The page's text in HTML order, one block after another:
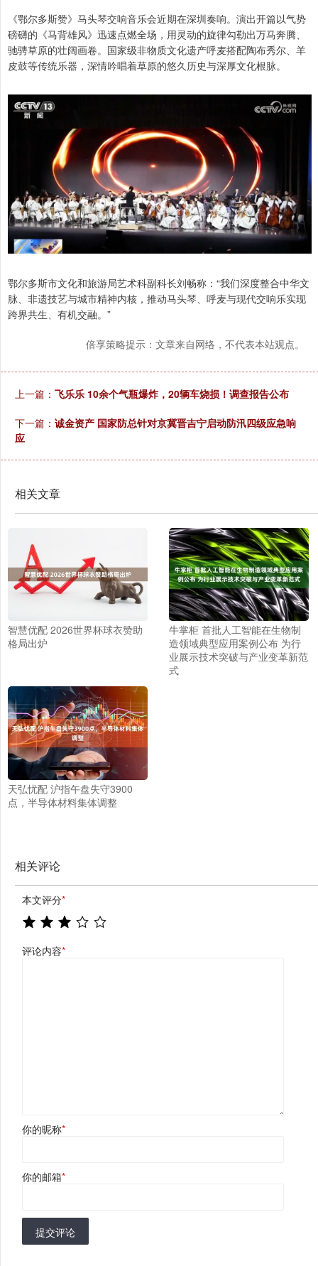
《鄂尔多斯赞》马头琴交响音乐会近期在深圳奏响。演出开篇以气势
磅礴的《马背雄风》迅速点燃全场，用灵动的旋律勾勒出万马奔腾、
驰骋草原的壮阔画卷。国家级非物质文化遗产呼麦搭配陶布秀尔、羊
皮鼓等传统乐器，深情吟唱着草原的悠久历史与深厚文化根脉。
鄂尔多斯市文化和旅游局艺术科副科长刘畅称：“我们深度整合中华文
脉、非遗技艺与城市精神内核，推动马头琴、呼麦与现代交响乐实现
跨界共生、有机交融。”
倍享策略提示：文章来自网络，不代表本站观点。
上一篇： 飞乐乐 10余个气瓶爆炸，20辆车烧损！调查报告公布
下一篇： 诚金资产 国家防总针对京冀晋吉宁启动防汛四级应急响
应
相关文章
智慧优配 2026世界杯球衣赞助
格局出炉
牛掌柜 首批人工智能在生物制
造领域典型应用案例公布 为行
业展示技术突破与产业变革新范
式
天弘忧配 沪指午盘失守3900
点，半导体材料集体调整
相关评论
本文评分*
评论内容*
你的昵称*
你的邮箱*
提交评论